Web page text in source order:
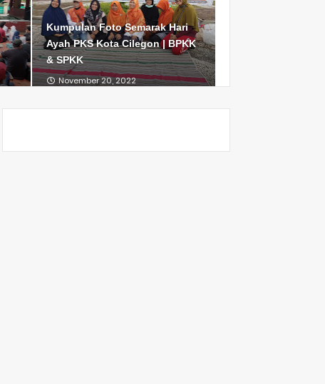
Kumpulan Foto Semarak Hari
Ayah PKS Kota Cilegon | BPKK
& SPKK
November 20, 2022